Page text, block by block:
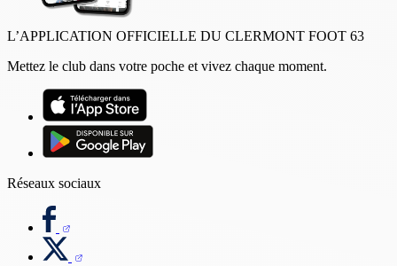
L’APPLICATION OFFICIELLE DU CLERMONT FOOT 63
Mettez le club dans votre poche et vivez chaque moment.
Réseaux sociaux